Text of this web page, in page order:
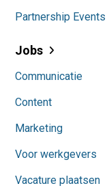
Partnership Events
Jobs
Communicatie
Content
Marketing
Voor werkgevers
Vacature plaatsen